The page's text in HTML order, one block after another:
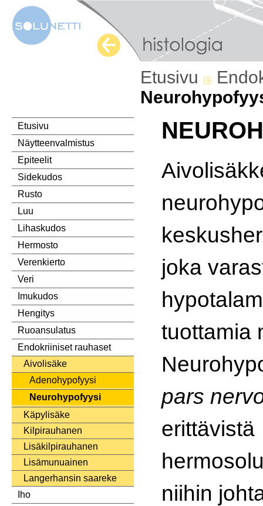
Etusivu
Etusivu
Näytteenvalmistus
Epiteelit
Sidekudos
Rusto
Luu
Lihaskudos
Hermosto
Verenkierto
Veri
Imukudos
Hengitys
Ruoansulatus
Endokriiniset rauhaset
Aivolisäke
Adenohypofyysi
Neurohypofyysi
Käpylisäke
Kilpirauhanen
Lisäkilpirauhanen
Lisämunuainen
Langerhansin saareke
Iho
joka
tuottamia
pars
erittävistä
niihin